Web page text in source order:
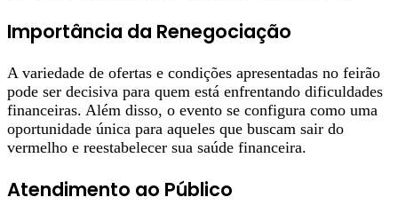
Importância da Renegociação
A variedade de ofertas e condições apresentadas no feirão
pode ser decisiva para quem está enfrentando dificuldades
financeiras. Além disso, o evento se configura como uma
oportunidade única para aqueles que buscam sair do
vermelho e reestabelecer sua saúde financeira.
Atendimento ao Público